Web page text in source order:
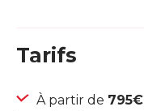
Tarifs
À partir de 795€